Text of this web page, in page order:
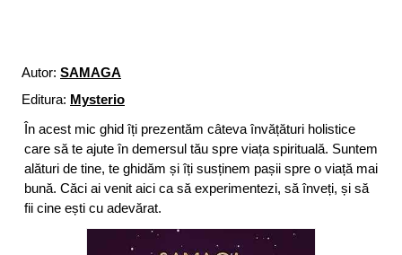
Autor: SAMAGA
Editura: Mysterio
În acest mic ghid îți prezentăm câteva învățături holistice
care să te ajute în demersul tău spre viața spirituală. Suntem
alături de tine, te ghidăm și îți susținem pașii spre o viață mai
bună. Căci ai venit aici ca să experimentezi, să înveți, și să
fii cine ești cu adevărat.